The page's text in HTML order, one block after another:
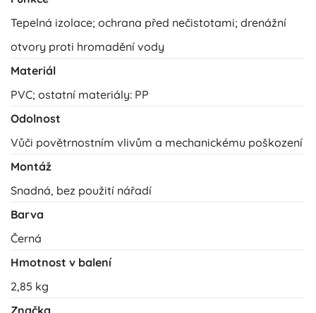
Tepelná izolace; ochrana před nečistotami; drenážní
otvory proti hromadění vody
Materiál
PVC; ostatní materiály: PP
Odolnost
Vůči povětrnostním vlivům a mechanickému poškození
Montáž
Snadná, bez použití nářadí
Barva
Černá
Hmotnost v balení
2,85 kg